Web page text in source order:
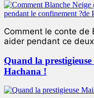
Comment le conte de
aider pendant ce
Quand la
Hachana !